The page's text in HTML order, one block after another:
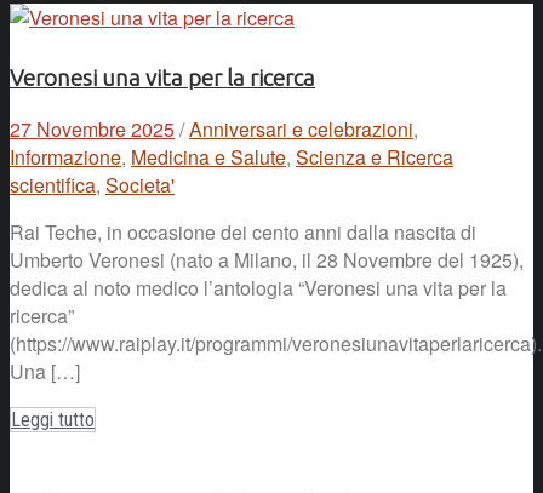
Veronesi una vita per la ricerca
27 Novembre 2025/Anniversari e celebrazioni,
Informazione, Medicina e Salute, Scienza e Ricerca
scientifica, Societa'
Rai Teche, in occasione dei cento anni dalla nascita di
Umberto Veronesi (nato a Milano, il 28 Novembre del 1925),
dedica al noto medico l’antologia “Veronesi una vita per la
ricerca”
(https://www.raiplay.it/programmi/veronesiunavitaperlaricerca).
Una […]
Leggi tutto